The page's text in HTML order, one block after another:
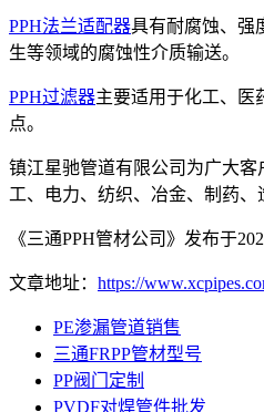
PPH法兰适配器具有耐腐蚀、强
生等领域的腐蚀性介质输送。
PPH过滤器主要适用于化工、医
点。
镇江星驰管道有限公司为广大
工、电力、纺织、冶金、制药、
《三通PPH管材公司》发布于
文章地址： https://
PE渗漏管道销售
三通FRPP管材型号
PP阀门定制
PVDF对焊管件批发